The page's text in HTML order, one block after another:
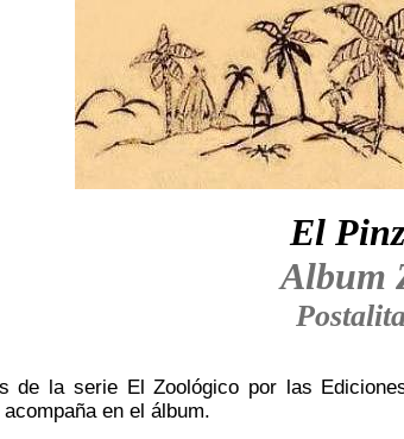
El
Album
de la serie El Zoológico por las
en el álbum.